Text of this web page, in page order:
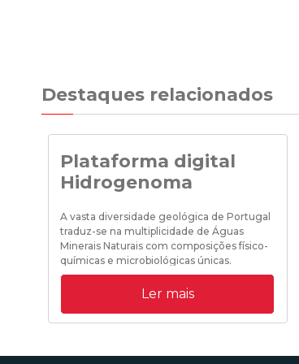
Destaques relacionados
Plataforma digital
Hidrogenoma
A vasta diversidade geológica de Portugal
traduz-se na multiplicidade de Águas
Minerais Naturais com composições físico-
químicas e microbiológicas únicas.
10/12/2019 11:00:00
Ler mais